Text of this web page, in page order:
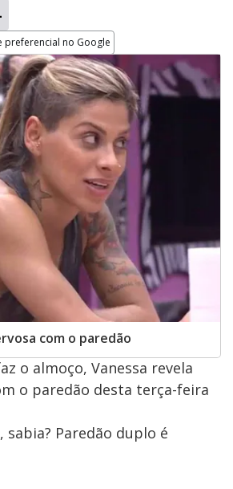
preferencial no Google
com o paredão
o almoço, Vanessa revela
o paredão desta terça-feira
Paredão duplo é